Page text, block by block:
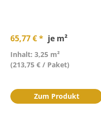
65,77 € * je m²
Inhalt: 3,25 m²
(213,75 € / Paket)
Zum Produkt